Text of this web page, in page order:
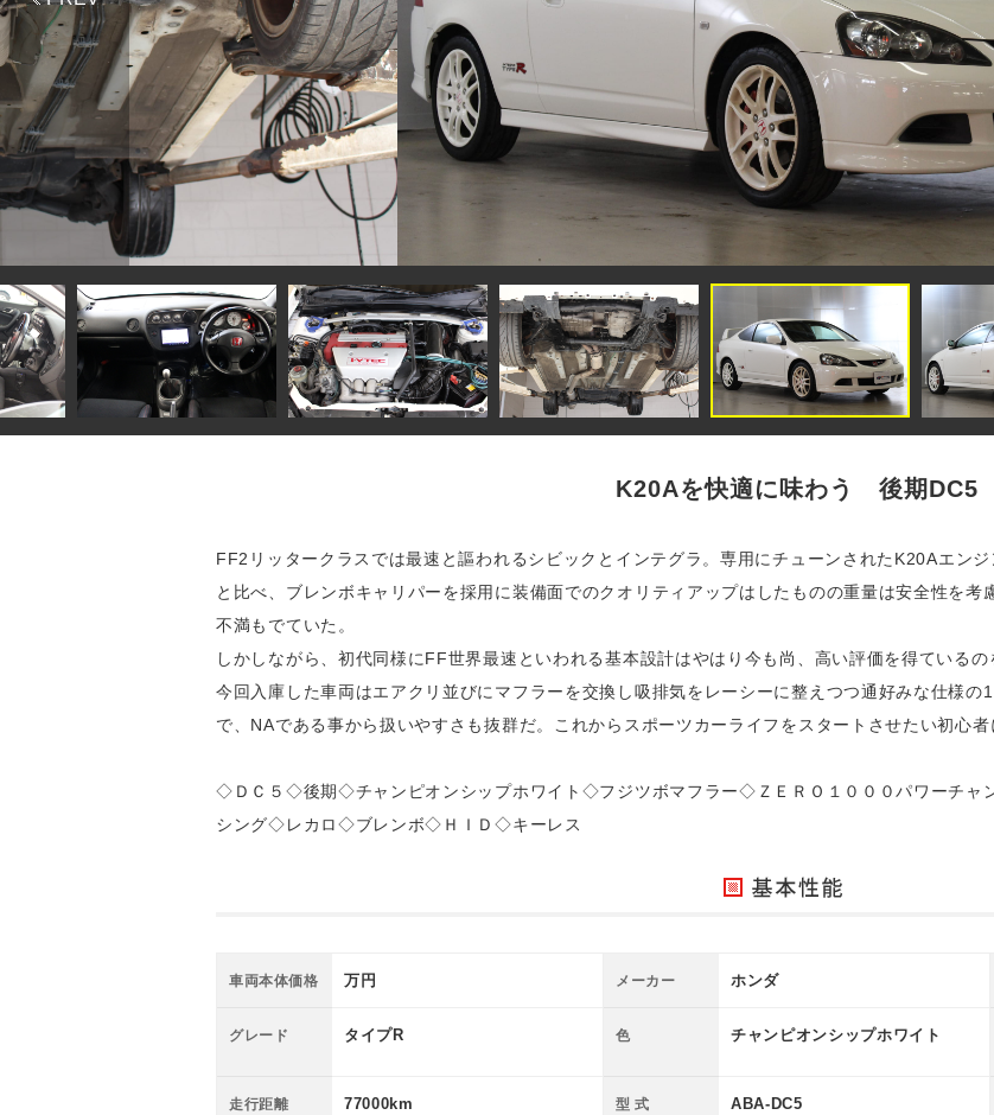
K20Aを快適に味わう 後期DC5
FF2リッタークラスでは最速と謳われるシビックとインテグラ。専用にチューンされたK20Aエン
と比べ、ブレンボキャリパーを採用に装備面でのクオリティアップはしたものの重量は安全性を
不満もでていた。
しかしながら、初代同様にFF世界最速といわれる基本設計はやはり今も尚、高い評価を得ているの
今回入庫した車両はエアクリ並びにマフラーを交換し吸排気をレーシーに整えつつ通好みな仕様
で、NAである事から扱いやすさも抜群だ。これからスポーツカーライフをスタートさせたい初心者
◇ＤＣ５◇後期◇チャンピオンシップホワイト◇フジツボマフラー◇ＺＥＲＯ１０００パワーチ
シング◇レカロ◇ブレンボ◇ＨＩＤ◇キーレス
車両本体価格 万円 メーカー ホンダ
グレード タイプR 色 チャンピオンシップホワイト
走行距離 77000km 型 式 ABA-DC5